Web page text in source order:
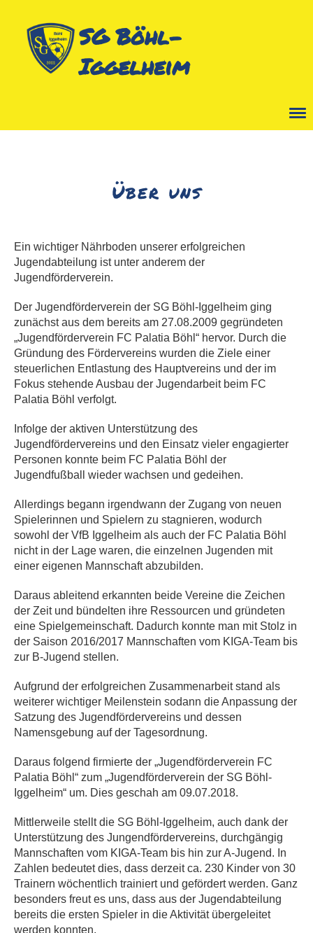
SG Böhl-
Iggelheim
Über uns
Ein wichtiger Nährboden unserer erfolgreichen
Jugendabteilung ist unter anderem der
Jugendförderverein.
Der Jugendförderverein der SG Böhl-Iggelheim ging
zunächst aus dem bereits am 27.08.2009 gegründeten
„Jugendförderverein FC Palatia Böhl“ hervor. Durch die
Gründung des Fördervereins wurden die Ziele einer
steuerlichen Entlastung des Hauptvereins und der im
Fokus stehende Ausbau der Jugendarbeit beim FC
Palatia Böhl verfolgt.
Infolge der aktiven Unterstützung des
Jugendfördervereins und den Einsatz vieler engagierter
Personen konnte beim FC Palatia Böhl der
Jugendfußball wieder wachsen und gedeihen.
Allerdings begann irgendwann der Zugang von neuen
Spielerinnen und Spielern zu stagnieren, wodurch
sowohl der VfB Iggelheim als auch der FC Palatia Böhl
nicht in der Lage waren, die einzelnen Jugenden mit
einer eigenen Mannschaft abzubilden.
Daraus ableitend erkannten beide Vereine die Zeichen
der Zeit und bündelten ihre Ressourcen und gründeten
eine Spielgemeinschaft. Dadurch konnte man mit Stolz in
der Saison 2016/2017 Mannschaften vom KIGA-Team bis
zur B-Jugend stellen.
Aufgrund der erfolgreichen Zusammenarbeit stand als
weiterer wichtiger Meilenstein sodann die Anpassung der
Satzung des Jugendfördervereins und dessen
Namensgebung auf der Tagesordnung.
Daraus folgend firmierte der „Jugendförderverein FC
Palatia Böhl“ zum „Jugendförderverein der SG Böhl-
Iggelheim“ um. Dies geschah am 09.07.2018.
Mittlerweile stellt die SG Böhl-Iggelheim, auch dank der
Unterstützung des Jungendfördervereins, durchgängig
Mannschaften vom KIGA-Team bis hin zur A-Jugend. In
Zahlen bedeutet dies, dass derzeit ca. 230 Kinder von 30
Trainern wöchentlich trainiert und gefördert werden. Ganz
besonders freut es uns, dass aus der Jugendabteilung
bereits die ersten Spieler in die Aktivität übergeleitet
werden konnten.